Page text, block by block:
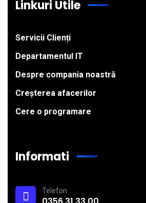
Linkuri Utile
Servicii Clienți
Departamentul IT
Despre compania noastră
Creșterea afacerilor
Cere o programare
Informati
Telefon